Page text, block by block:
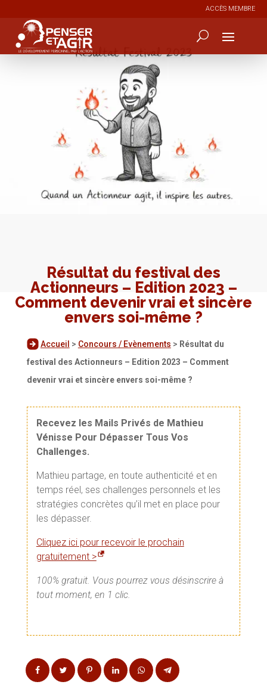
ACCÈS MEMBRE
Résultat du festival des
Actionneurs – Edition 2023 –
Comment devenir vrai et sincère
envers soi-même ?
Accueil > Concours / Evènements > Résultat du
festival des Actionneurs – Edition 2023 – Comment
devenir vrai et sincère envers soi-même ?
Recevez les Mails Privés de Mathieu
Vénisse Pour Dépasser Tous Vos
Challenges.
Mathieu partage, en toute authenticité et en
temps réel, ses challenges personnels et les
stratégies concrètes qu’il met en place pour
les dépasser.
Cliquez ici pour recevoir le prochain
gratuitement >
100% gratuit. Vous pourrez vous désinscrire à
tout moment, en 1 clic.